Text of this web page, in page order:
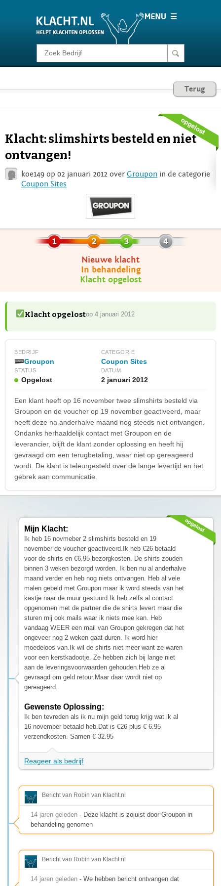
Klacht melden
Consumentenrecht
Voor Bedrijven
Login
Terug
Klacht: slimshirts besteld en niet
ontvangen!
koe149 op 02 januari 2012 overGroupon in de categorie
Coupon Sites
Nieuwe klacht
In behandeling
Klacht opgelost
Klacht opgelostop 4 januari 2012
BEDRIJF
Groupon
CATEGORIE
Coupon Sites
STATUS
Opgelost
DATUM
2 januari 2012
Een klant heeft op 16 november twee slimshirts besteld via
Groupon en de voucher op 19 november geactiveerd, maar
heeft deze na anderhalve maand nog steeds niet ontvangen.
Ondanks herhaaldelijk contact met Groupon en de
leverancier, blijft de klant zonder oplossing en heeft hij
gevraagd om een terugbetaling, waar niet op gereageerd
wordt. De klant is teleurgesteld over de lange levertijd en het
gebrek aan communicatie.
Mijn Klacht:
Ik heb 16 novmeber 2 slimshirts besteld en 19
november de voucher geactiveerd.Ik heb €26 betaald
voor de shirts en €6.95 bezorgkosten. De shirts zouden
binnen 3 weken bezorgd worden. Ik ben nu al anderhalve
maand verder en heb nog niets ontvangen. Heb al vele
malen gebeld met Groupon maar ik word steeds van het
kastje naar de muur gestuurd.Ik heb zelfs al contact
opgenomen met de partner die de shirts levert maar die
sturen mij ook mails waar ik niets mee kan. Heb
vandaag WEER een mail van Groupon gekregen dat het
ongeveer nog 2 weken gaat duren. Ik word hier
moedeloos van.Ik wil de shirts niet meer want ze waren
voor een kerstkadootje. Ze hebben zich bij lange niet
aan de leveringsvoorwaarden gehouden.Heb ze al
gevraagd om geld retour.Maar daar wordt niet op
gereageerd.
Gewenste Oplossing:
Ik ben tevreden als ik nu mijn geld terug krijg wat ik al
16 november betaald heb.Dat is €26 plus € 6.95
verzendkosten. Samen € 32.95
Reageer als bedrijf
Bericht van Robin van Klacht.nl
14 jaren geleden - Deze klacht is zojuist door Groupon in
behandeling genomen
Bericht van Robin van Klacht.nl
14 jaren geleden - We hebben bericht ontvangen dat